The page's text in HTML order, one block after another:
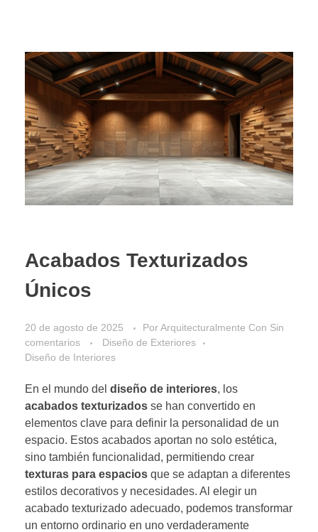
Acabados Texturizados
Únicos
20 de agosto de 2025 PorArquitecturalmente Con Sin
comentarios
Diseño de Exteriores
Diseño de Interiores
En el mundo del diseño de interiores, los
acabados texturizados se han convertido en
elementos clave para definir la personalidad de un
espacio. Estos acabados aportan no solo estética,
sino también funcionalidad, permitiendo crear
texturas para espacios que se adaptan a diferentes
estilos decorativos y necesidades. Al elegir un
acabado texturizado adecuado, podemos transformar
un entorno ordinario en uno verdaderamente